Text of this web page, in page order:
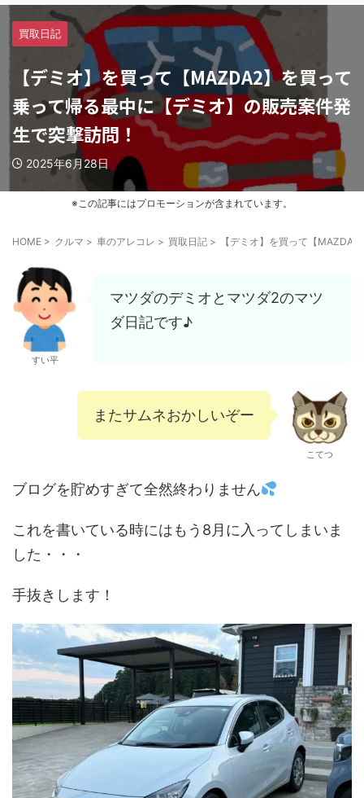
買取日記
【デミオ】を買って【MAZDA2】を買って
乗って帰る最中に【デミオ】の販売案件発
生で突撃訪問！
2025年6月28日
※この記事にはプロモーションが含まれています。
HOME > クルマ > 車のアレコレ > 買取日記 > 【デミオ】を買って【
すい平
マツダのデミオとマツダ2のマツ
ダ日記です♪
またサムネおかしいぞー
こてつ
ブログを貯めすぎて全然終わりません
これを書いている時にはもう8月に入ってしまいま
した・・・
手抜きします！